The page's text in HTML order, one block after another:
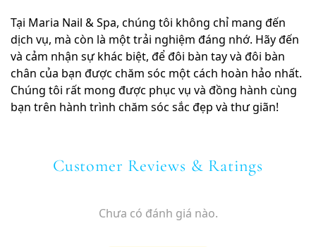
Tại Maria Nail & Spa, chúng tôi không chỉ mang đến
dịch vụ, mà còn là một trải nghiệm đáng nhớ. Hãy đến
và cảm nhận sự khác biệt, để đôi bàn tay và đôi bàn
chân của bạn được chăm sóc một cách hoàn hảo nhất.
Chúng tôi rất mong được phục vụ và đồng hành cùng
bạn trên hành trình chăm sóc sắc đẹp và thư giãn!
Customer Reviews & Ratings
Chưa có đánh giá nào.